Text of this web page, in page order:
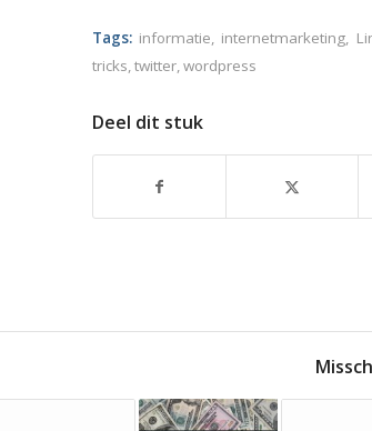
Tags: informatie internetmarketing
tricks twitter wordpress
Deel dit stuk